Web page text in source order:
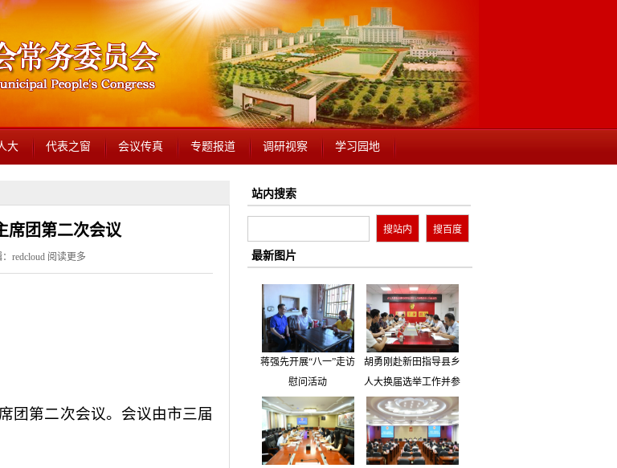
大 代表之窗 会议传真 专题报道 调研视察 学习园地
席团第二次会议
redcloud 阅读更多
团第二次会议。会议由市三届
站内搜索
最新图片
蒋强先开展“八一”走访
慰问活动
胡勇刚赴新田指导县乡
人大换届选举工作并参
加市人大代表小组主题
活动